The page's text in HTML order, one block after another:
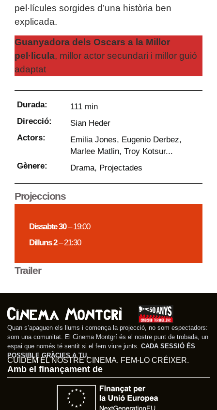
pel·lícules sorgides d’una història ben
Guanyadora dels Oscars a la Millor
pel·licula, millor actor secundari i millor guió
Durada:
111 min
Direcció:
Sian Heder
Actors:
Emilia Jones, Eugenio Derbez,
Marlee Matlin, Troy Kotsur...
Gènere:
Drama, Projectades
Projeccions
Dissabte 30– 19:00
Dilluns 2– 21:30
Trailer
Quan s’apaguen els llums i comença la projecció, no som espectadors:
som una comunitat. El Cinema Montgrí és el nostre punt de trobada, un
espai que només té sentit si el fem viure junts. CADA SESSIÓ ÉS
POSSIBLE GRÀCIES A TU.
CUIDEM EL NOSTRE CINEMA. FEM-LO CRÉIXER.
Amb el finançament de